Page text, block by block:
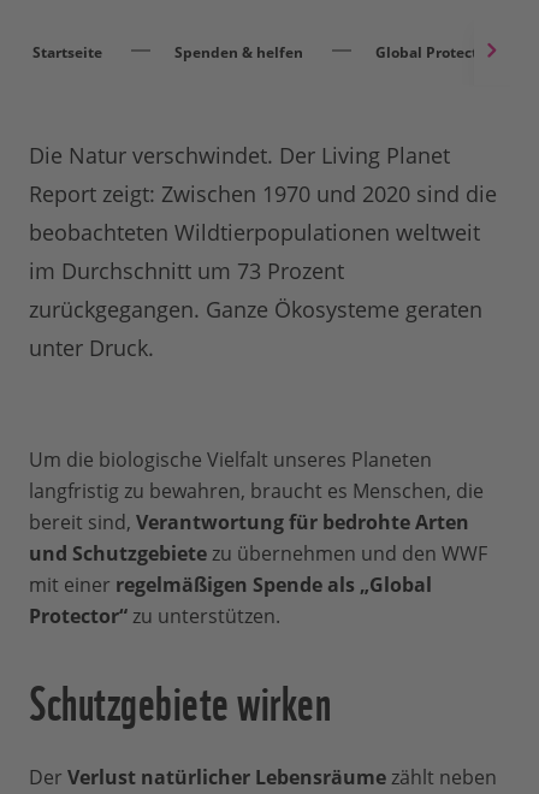
Startseite Spenden & helfen Global Protector
Die Natur verschwindet. Der Living Planet
Report zeigt: Zwischen 1970 und 2020 sind die
beobachteten Wildtierpopulationen weltweit
im Durchschnitt um 73 Prozent
zurückgegangen. Ganze Ökosysteme geraten
unter Druck.
Um die biologische Vielfalt unseres Planeten
langfristig zu bewahren, braucht es Menschen, die
bereit sind, Verantwortung für bedrohte Arten
und Schutzgebietezu übernehmen und den WWF
mit einer regelmäßigen Spende als „Global
Protector“zu unterstützen.
Schutzgebiete wirken
Der Verlust natürlicher Lebensräumezählt neben